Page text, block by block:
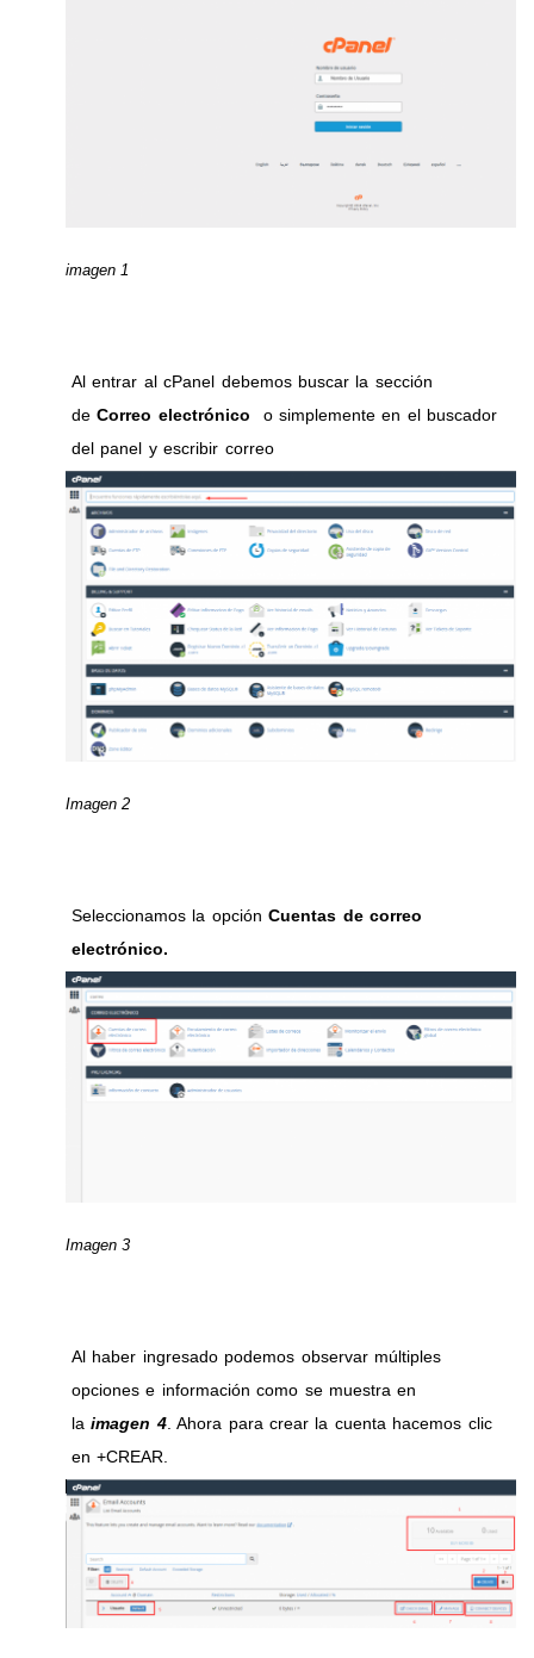
imagen 1
Al entrar al cPanel debemos buscar la sección
deCorreo electrónico o simplemente en el buscador
del panel y escribir correo
Imagen 2
Seleccionamos la opciónCuentas de correo
electrónico.
Imagen 3
Al haber ingresado podemos observar múltiples
opciones e información como se muestra en
laimagen 4. Ahora para crear la cuenta hacemos clic
en +CREAR.